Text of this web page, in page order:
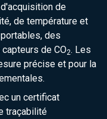
de
de température et
des
de CO2. Les
précise et pour la
un certificat
traçabilité